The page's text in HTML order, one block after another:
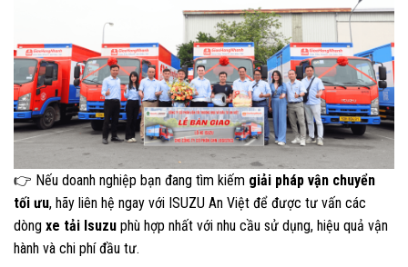
👉 Nếu doanh nghiệp bạn đang tìm kiếm giải pháp vận chuyển
tối ưu, hãy liên hệ ngay với ISUZU An Việt để được tư vấn các
dòng xe tải Isuzu phù hợp nhất với nhu cầu sử dụng, hiệu quả vận
hành và chi phí đầu tư.